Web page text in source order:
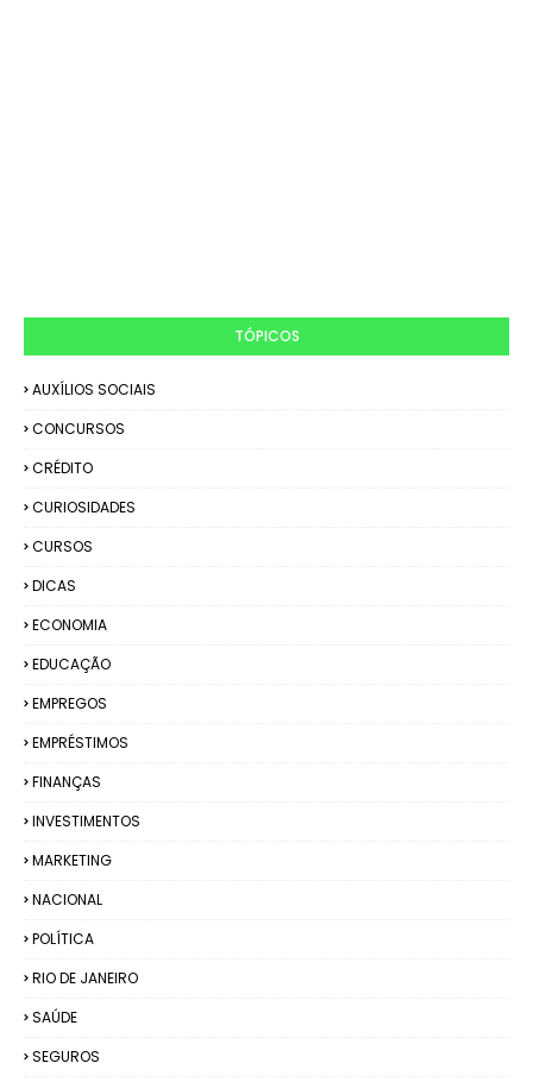
TÓPICOS
AUXÍLIOS SOCIAIS
CONCURSOS
CRÉDITO
CURIOSIDADES
CURSOS
DICAS
ECONOMIA
EDUCAÇÃO
EMPREGOS
EMPRÉSTIMOS
FINANÇAS
INVESTIMENTOS
MARKETING
NACIONAL
POLÍTICA
RIO DE JANEIRO
SAÚDE
SEGUROS